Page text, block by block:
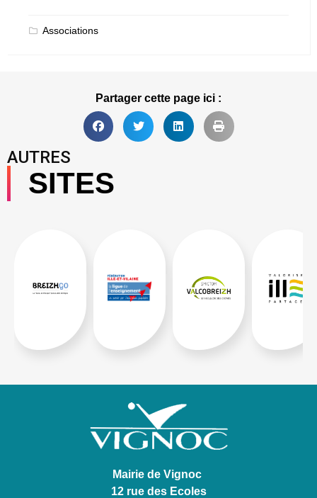
Associations
Partager cette page ici :
AUTRES
SITES
Mairie de Vignoc
12 rue des Ecoles